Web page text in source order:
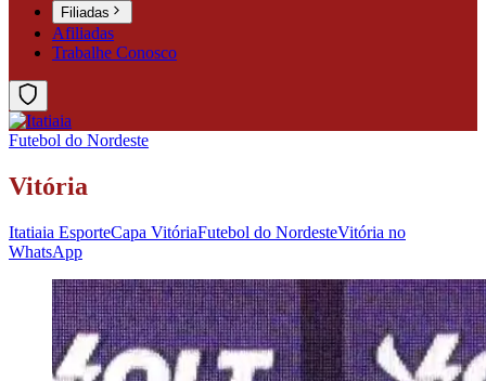
Filiadas
Afiliadas
Trabalhe Conosco
Futebol do Nordeste
Vitória
Itatiaia EsporteCapa VitóriaFutebol do NordesteVitória no
WhatsApp